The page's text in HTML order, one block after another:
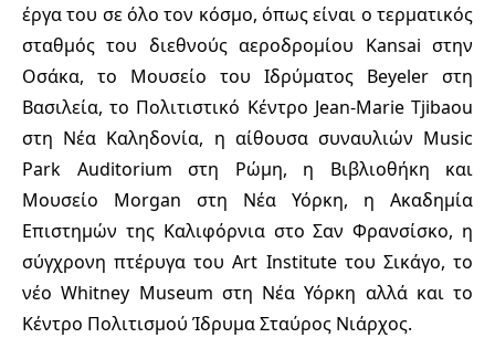
έργα του σε όλο τον κόσμο, όπως είναι ο τερματικός
σταθμός του διεθνούς αεροδρομίου Kansai στην
Οσάκα, το Μουσείο του Ιδρύματος Beyeler στη
Βασιλεία, το Πολιτιστικό Κέντρο Jean-Marie Tjibaou
στη Νέα Καληδονία, η αίθουσα συναυλιών Music
Park Auditorium στη Ρώμη, η Βιβλιοθήκη και
Μουσείο Morgan στη Νέα Υόρκη, η Ακαδημία
Επιστημών της Καλιφόρνια στο Σαν Φρανσίσκο, η
σύγχρονη πτέρυγα του Art Institute του Σικάγο, το
νέο Whitney Museum στη Νέα Υόρκη αλλά και το
Κέντρο Πολιτισμού Ίδρυμα Σταύρος Νιάρχος.